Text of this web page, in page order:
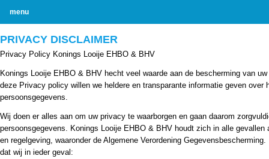
menu
PRIVACY DISCLAIMER
Privacy Policy Konings Looije EHBO & BHV
Konings Looije EHBO & BHV hecht veel waarde aan de bescherming van
deze Privacy policy willen we heldere en transparante informatie geven over
persoonsgegevens.
Wij doen er alles aan om uw privacy te waarborgen en gaan daarom
persoonsgegevens. Konings Looije EHBO & BHV houdt zich in alle gevallen
en regelgeving, waaronder de Algemene Verordening
dat wij in ieder geval: